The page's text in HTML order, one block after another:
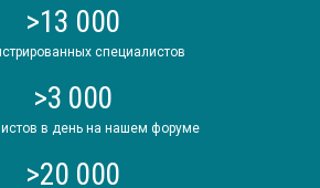
>13 000
специалистов
>3 000
в день на нашем форуме
>20 000